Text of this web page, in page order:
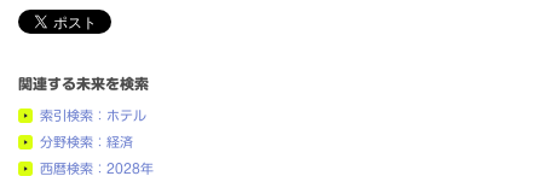
関連する未来を検索
索引検索：ホテル
分野検索：経済
西暦検索：2028年